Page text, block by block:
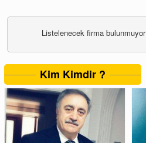
Listelenecek firma bulunmuyor
Kim Kimdir ?